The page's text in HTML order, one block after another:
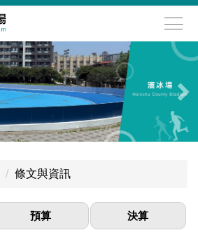
條文與資訊
預算 決算